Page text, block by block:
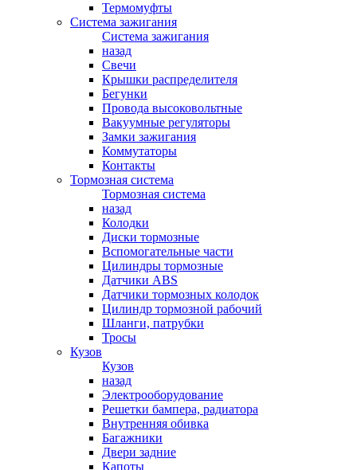
Термомуфты
Система зажигания
Система зажигания
назад
Свечи
Крышки распределителя
Бегунки
Провода высоковольтные
Вакуумные регуляторы
Замки зажигания
Коммутаторы
Контакты
Тормозная система
Тормозная система
назад
Колодки
Диски тормозные
Вспомогательные части
Цилиндры тормозные
Датчики ABS
Датчики тормозных колодок
Цилиндр тормозной рабочий
Шланги, патрубки
Тросы
Кузов
Кузов
назад
Электрооборудование
Решетки бампера, радиатора
Внутренняя обивка
Багажники
Двери задние
Капоты